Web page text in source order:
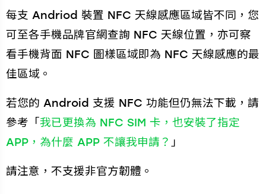
每支 Andriod 裝置 NFC 天線感應區域皆不同，您
可至各手機品牌官網查詢 NFC 天線位置，亦可察
看手機背面 NFC 圖樣區域即為 NFC 天線感應的最
佳區域。
若您的 Android 支援 NFC 功能但仍無法下載，請
參考「我已更換為 NFC SIM 卡，也安裝了指定
APP，為什麼 APP 不讓我申請？ 」
請注意，不支援非官方韌體。